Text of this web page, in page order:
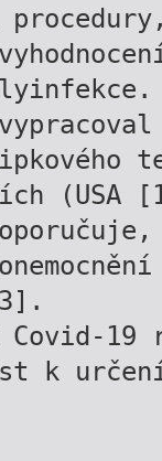
Covid-
k